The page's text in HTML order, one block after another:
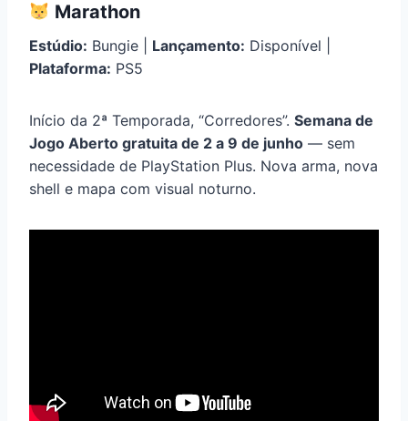
Marathon
Estúdio: Bungie | Lançamento: Disponível |
Plataforma: PS5
Início da 2ª Temporada, “Corredores”. Semana de
Jogo Aberto gratuita de 2 a 9 de junho — sem
necessidade de PlayStation Plus. Nova arma, nova
shell e mapa com visual noturno.